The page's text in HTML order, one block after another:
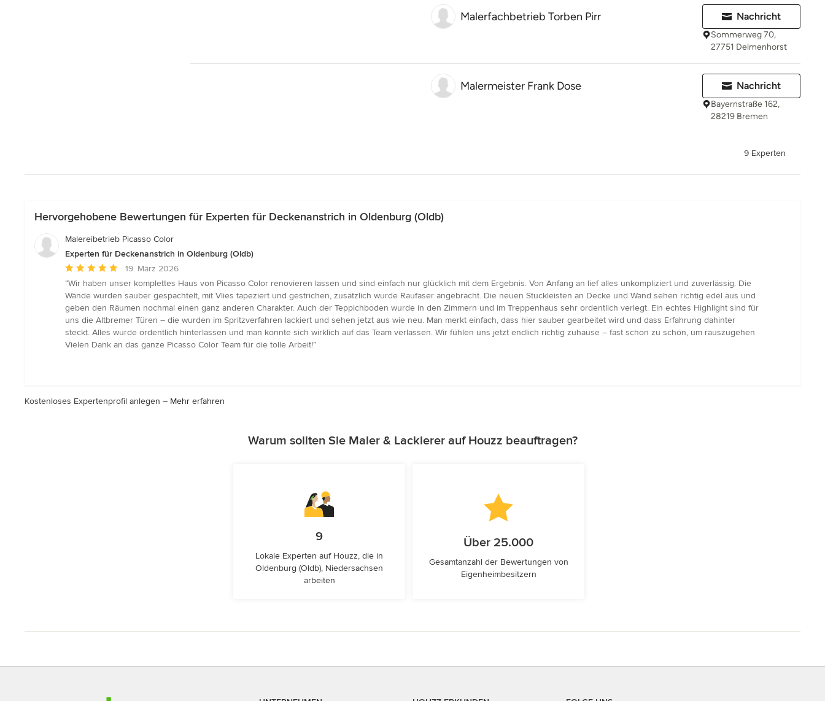
Malerfachbetrieb Torben Pirr Nachricht
Sommerweg 70,
27751 Delmenhorst
Malermeister Frank Dose Nachricht
Bayernstraße 162,
28219 Bremen
9 Experten
Hervorgehobene Bewertungen für Experten für Deckenanstrich in Oldenburg (Oldb)
Malereibetrieb Picasso Color
Experten für Deckenanstrich in Oldenburg (Oldb)
Durchschnittliche
Bewertung:
5
von
5
Sternen
19. März 2026
“Wir haben unser komplettes Haus von Picasso Color renovieren lassen und sind einfach nur glücklich mit dem Ergebnis. Von Anfang an lief alles unkompliziert und zuverlässig. Die
Wände wurden sauber gespachtelt, mit Vlies tapeziert und gestrichen, zusätzlich wurde Raufaser angebracht. Die neuen Stuckleisten an Decke und Wand sehen richtig edel aus und
geben den Räumen nochmal einen ganz anderen Charakter. Auch der Teppichboden wurde in den Zimmern und im Treppenhaus sehr ordentlich verlegt. Ein echtes Highlight sind für
uns die Altbremer Türen – die wurden im Spritzverfahren lackiert und sehen jetzt aus wie neu. Man merkt einfach, dass hier sauber gearbeitet wird und dass Erfahrung dahinter
steckt. Alles wurde ordentlich hinterlassen und man konnte sich wirklich auf das Team verlassen. Wir fühlen uns jetzt endlich richtig zuhause – fast schon zu schön, um rauszugehen
Vielen Dank an das ganze Picasso Color Team für die tolle Arbeit!”
Kostenloses Expertenprofil anlegen – Mehr erfahren
Warum sollten Sie Maler & Lackierer auf Houzz beauftragen?
9
Lokale Experten auf Houzz, die in
Oldenburg (Oldb), Niedersachsen
arbeiten
Über 25.000
Gesamtanzahl der Bewertungen von
Eigenheimbesitzern